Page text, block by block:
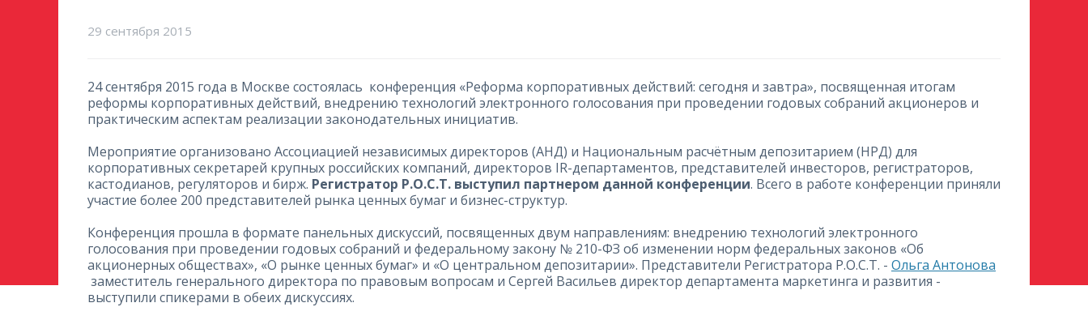
29 сентября 2015
24 сентября 2015 года в Москве состоялась конференция «Реформа корпоративных действий: сегодня и завтра», посвященная итогам
реформы корпоративных действий, внедрению технологий электронного голосования при проведении годовых собраний акционеров и
практическим аспектам реализации законодательных инициатив.
Мероприятие организовано Ассоциацией независимых директоров (АНД) и Национальным расчётным депозитарием (НРД) для
корпоративных секретарей крупных российских компаний, директоров IR-департаментов, представителей инвесторов, регистраторов,
кастодианов, регуляторов и бирж. Регистратор Р.О.С.Т. выступил партнером данной конференции. Всего в работе конференции приняли
участие более 200 представителей рынка ценных бумаг и бизнес-структур.
Конференция прошла в формате панельных дискуссий, посвященных двум направлениям: внедрению технологий электронного
голосования при проведении годовых собраний и федеральному закону № 210-ФЗ об изменении норм федеральных законов «Об
акционерных обществах», «О рынке ценных бумаг» и «О центральном депозитарии». Представители Регистратора Р.О.С.Т. - Ольга Антонова
заместитель генерального директора по правовым вопросам и Сергей Васильев директор департамента маркетинга и развития -
выступили спикерами в обеих дискуссиях.